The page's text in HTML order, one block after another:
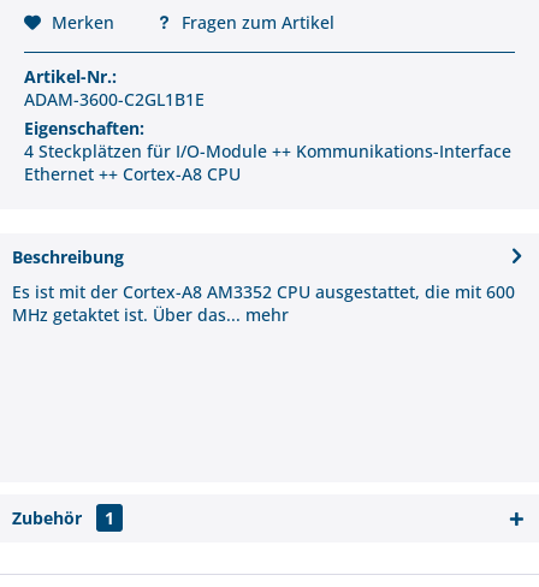
Merken Fragen zum Artikel
Artikel-Nr.:
ADAM-3600-C2GL1B1E
Eigenschaften:
4 Steckplätzen für I/O-Module ++ Kommunikations-Interface
Ethernet ++ Cortex-A8 CPU
Beschreibung
Es ist mit der Cortex-A8 AM3352 CPU ausgestattet, die mit 600
MHz getaktet ist. Über das... mehr
Zubehör 1